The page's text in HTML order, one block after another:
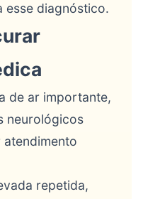
esse diagnóstico.
de ar importante,
neurológicos
repetida,